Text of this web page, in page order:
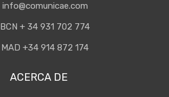
info@comunicae.com
BCN + 34 931 702 774
MAD +34 914 872 174
ACERCA DE